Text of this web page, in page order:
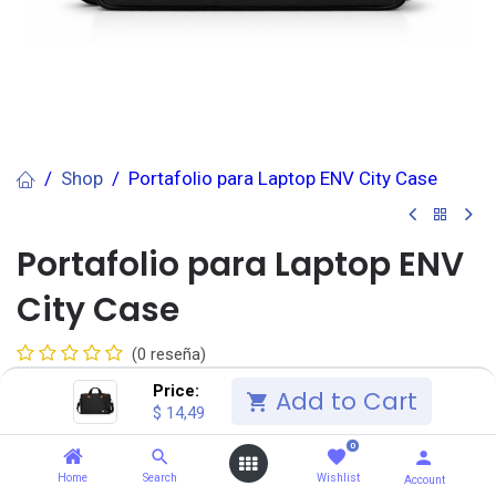
Price:
$ 14,49 Add to Cart
Home Search
0
Wishlist Account
Shop Portafolio para Laptop ENV City Case
Portafolio para Laptop ENV
City Case
(0 reseña)
14,49 15,00 IVA Incluido
Añadir al carrito